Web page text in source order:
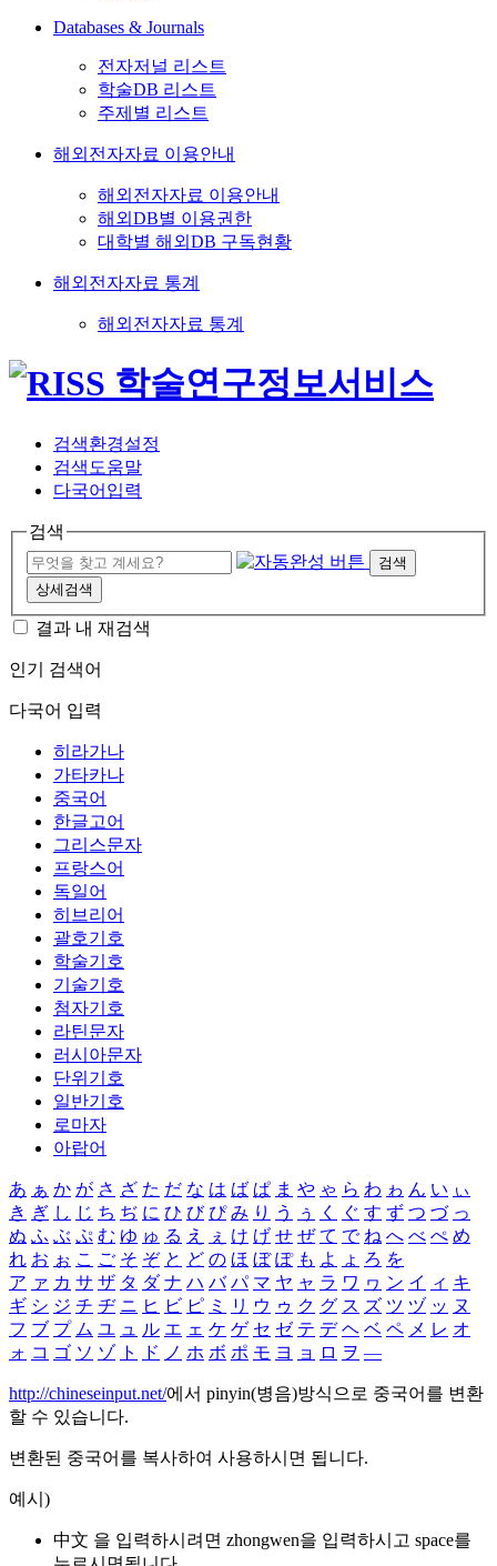
Databases & Journals
전자저널 리스트
학술DB 리스트
주제별 리스트
해외전자자료 이용안내
해외전자자료 이용안내
해외DB별 이용권한
대학별 해외DB 구독현황
해외전자자료 통계
해외전자자료 통계
검색환경설정
검색도움말
다국어입력
검색
검색
상세검색
결과 내 재검색
인기 검색어
다국어 입력
히라가나
가타카나
중국어
한글고어
그리스문자
프랑스어
독일어
히브리어
괄호기호
학술기호
기술기호
첨자기호
라틴문자
러시아문자
단위기호
일반기호
로마자
아랍어
あ ぁ か が さ ざ た だ な は ば ぱ ま や ゃ ら わ ゎ ん い ぃ
き ぎ し じ ち ぢ に ひ び ぴ み り う ぅ く ぐ す ず つ づ っ
ぬ ふ ぶ ぷ む ゆ ゅ る え ぇ け げ せ ぜ て で ね へ べ ぺ め
れ お ぉ こ ご そ ぞ と ど の ほ ぼ ぽ も よ ょ ろ を
ア ァ カ サ ザ タ ダ ナ ハ バ パ マ ヤ ャ ラ ワ ヮ ン イ ィ キ
ギ シ ジ チ ヂ ニ ヒ ビ ピ ミ リ ウ ゥ ク グ ス ズ ツ ヅ ッ ヌ
フ ブ プ ム ユ ュ ル エ ェ ケ ゲ セ ゼ テ デ ヘ ベ ペ メ レ オ
ォ コ ゴ ソ ゾ ト ド ノ ホ ボ ポ モ ヨ ョ ロ ヲ ―
http://chineseinput.net/에서 pinyin(병음)방식으로 중국어를 변환
할 수 있습니다.
변환된 중국어를 복사하여 사용하시면 됩니다.
예시)
中文 을 입력하시려면 zhongwen을 입력하시고 space를